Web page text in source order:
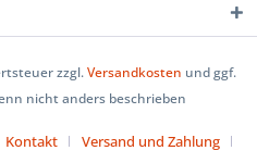
zzgl.Versandkosten und ggf.
nicht anders beschrieben
Kontakt
Versand und Zahlung